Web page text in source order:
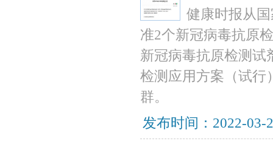
健康时报从
准2个新冠病毒抗原
新冠病毒抗原检测试
检测应用方案（试行
群。
发布时间：2022-